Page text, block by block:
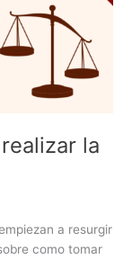
la
a resurgir
como tomar